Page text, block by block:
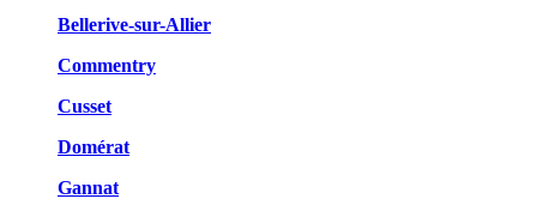
Bellerive-sur-Allier
Commentry
Cusset
Domérat
Gannat